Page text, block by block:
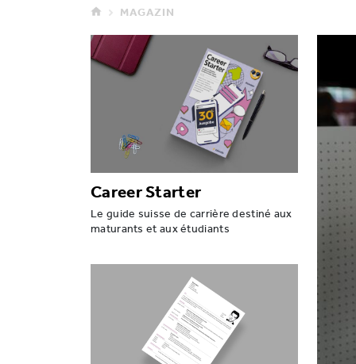
MAGAZIN
Career Starter
Le guide suisse de carrière destiné aux
maturants et aux étudiants